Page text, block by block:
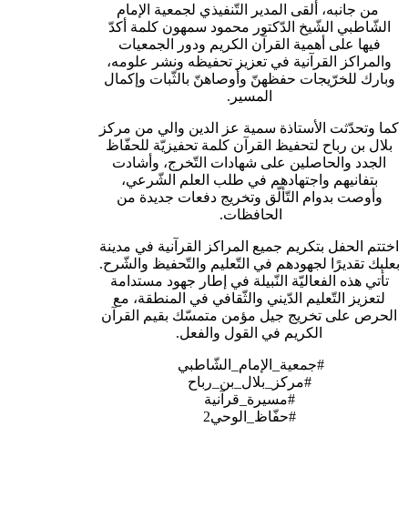
من جانبه، ألقى المدير التّنفيذي لجمعية الإمام
الشّاطبي الشّيخ الدّكتور محمود سمهون كلمة أكدّ
فيها على أهمية القرآن الكريم ودور الجمعيات
والمراكز القرآنية في تعزيز تحفيظه ونشر علومه،
وبارك للخرّيجات حفظهنّ وأوصاهنّ بالثّبات وإكمال
المسير.
كما وتحدّثت الأستاذة سمية عز الدين والي من مركز
بلال بن رباح لتحفيظ القرآن كلمة تحفيزيّة للحفّاظ
الجدد والحاصلين على شهادات التّخرج، وأشادت
بتفانيهم واجتهادهم في طلب العلم الشّرعي،
وأوصت بدوام التّألّق وتخريج دفعات جديدة من
الحافظات.
اختتم الحفل بتكريم جميع المراكز القرآنية في مدينة
بعلبك تقديرًا لجهودهم في التّعليم والتّحفيظ والشّرح.
تأتي هذه الفعاليّة النّبيلة في إطار جهود مستدامة
لتعزيز التّعليم الدّيني والثّقافي في المنطقة، مع
الحرص على تخريج جيل مؤمن متمسّك بقيم القرآن
الكريم في القول والفعل.
#جمعية_الإمام_الشّاطبي
#مركز_بلال_بن_رباح
#مسيرة_قرآنية
#حفّاظ_الوحي2